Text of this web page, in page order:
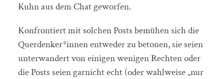
Kuhn aus dem Chat geworfen.
Konfrontiert mit solchen Posts bemühen sich die
Querdenker*innen entweder zu betonen, sie seien
unterwandert von einigen wenigen Rechten oder
die Posts seien garnicht echt (oder wahlweise „nur